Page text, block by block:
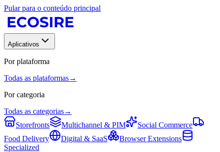
Pular para o conteúdo principal
Aplicativos
Por plataforma
Todas as plataformas→
Por categoria
Todas as categorias→
Storefronts
Multichannel & PIM
Social Commerce
Food Delivery
Digital & SaaS
Browser Extensions
Specialized